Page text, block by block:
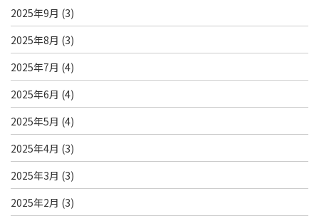
2025年9月 (3)
2025年8月 (3)
2025年7月 (4)
2025年6月 (4)
2025年5月 (4)
2025年4月 (3)
2025年3月 (3)
2025年2月 (3)